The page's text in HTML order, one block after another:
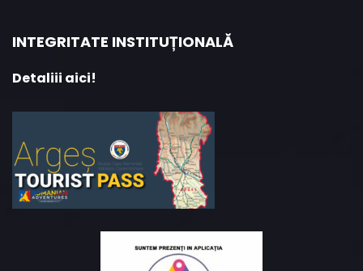
INTEGRITATE INSTITUȚIONALĂ
Detaliii aici!